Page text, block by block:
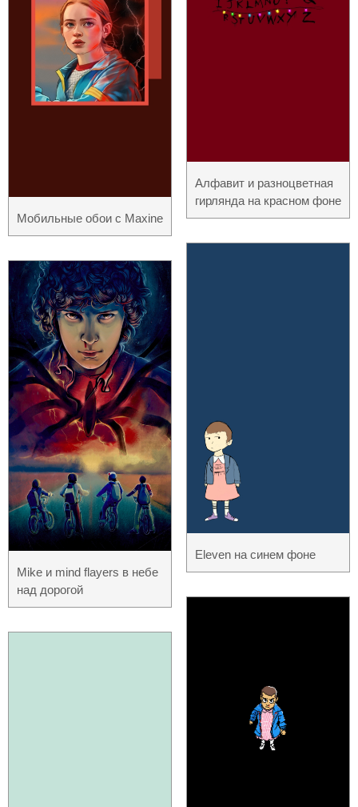
Мобильные обои с Maxine
Mike и mind flayers в небе
над дорогой
Алфавит и разноцветная
гирлянда на красном фоне
Eleven на синем фоне